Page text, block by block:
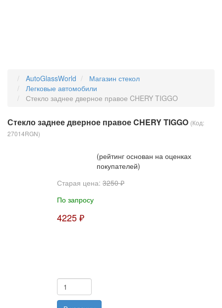
AutoGlassWorld
Магазин стекол
Легковые автомобили
Стекло заднее дверное правое CHERY TIGGO
Стекло заднее дверное правое CHERY TIGGO (Код:
27014RGN)
(рейтинг основан на оценках
покупателей)
Старая цена: 3250 ₽
По запросу
4225 ₽